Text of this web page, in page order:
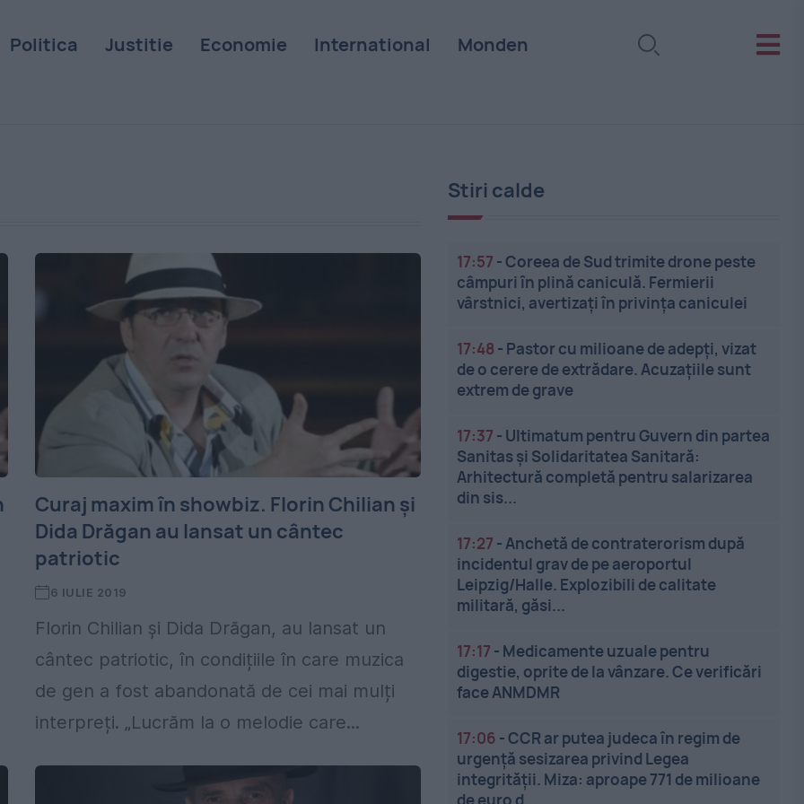
Politica Justitie Economie International Monden
Curaj maxim în showbiz. Florin Chilian şi
Dida Drăgan au lansat un cântec
patriotic
6 IULIE 2019
Florin Chilian și Dida Drăgan, au lansat un
cântec patriotic, în condițiile în care muzica
de gen a fost abandonată de cei mai mulți
interpreți. „Lucrăm la o melodie care...
Stiri calde
17:57 -Coreea de Sud trimite drone peste
câmpuri în plină caniculă. Fermierii
vârstnici, avertizați în privința caniculei
17:48 - Pastor cu milioane de adepți, vizat
de o cerere de extrădare. Acuzațiile sunt
extrem de grave
17:37 - Ultimatum pentru Guvern din partea
Sanitas și Solidaritatea Sanitară:
Arhitectură completă pentru salarizarea
din sis...
17:27 -Anchetă de contraterorism după
incidentul grav de pe aeroportul
Leipzig/Halle. Explozibili de calitate
militară, găsi...
17:17 - Medicamente uzuale pentru
digestie, oprite de la vânzare. Ce verificări
face ANMDMR
17:06 -CCR ar putea judeca în regim de
urgență sesizarea privind Legea
integrității. Miza: aproape 771 de milioane